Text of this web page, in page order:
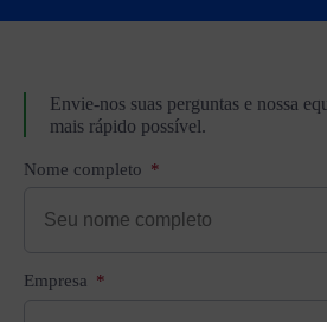
Envie-nos suas perguntas e nossa
mais rápido possível.
Nome completo
Empresa